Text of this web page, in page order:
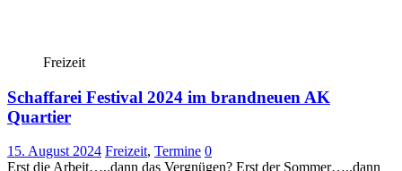
Freizeit
Schaffarei Festival 2024 im brandneuen AK
Quartier
15. August 2024 Freizeit, Termine 0
Erst die Arbeit…..dann das Vergnügen? Erst der Sommer…..dann